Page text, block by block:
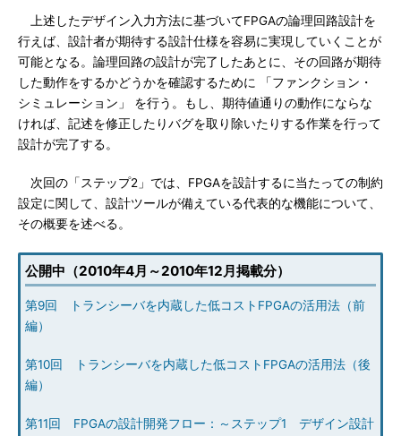
上述したデザイン入力方法に基づいてFPGAの論理回路設計を
行えば、設計者が期待する設計仕様を容易に実現していくことが
可能となる。論理回路の設計が完了したあとに、その回路が期待
した動作をするかどうかを確認するために 「ファンクション・
シミュレーション」 を行う。もし、期待値通りの動作にならな
ければ、記述を修正したりバグを取り除いたりする作業を行って
設計が完了する。
次回の「ステップ2」では、FPGAを設計するに当たっての制約
設定に関して、設計ツールが備えている代表的な機能について、
その概要を述べる。
公開中（2010年4月～2010年12月掲載分）
第9回 トランシーバを内蔵した低コストFPGAの活用法（前
編）
第10回 トランシーバを内蔵した低コストFPGAの活用法（後
編）
第11回 FPGAの設計開発フロー：～ステップ1 デザイン設計